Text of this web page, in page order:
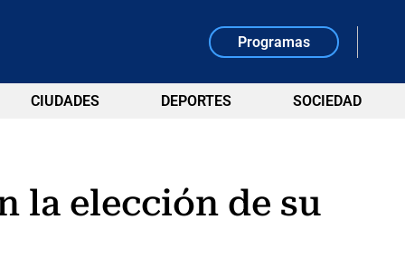
Programas
CIUDADES DEPORTES SOCIEDAD
la elección de su